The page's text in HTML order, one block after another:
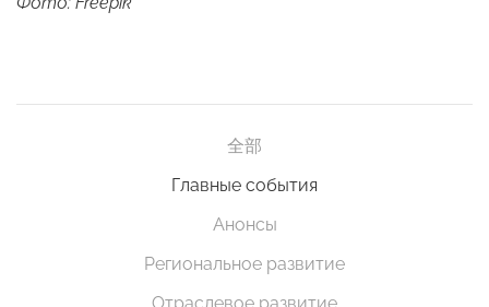
全部
Главные события
Анонсы
Региональное развитие